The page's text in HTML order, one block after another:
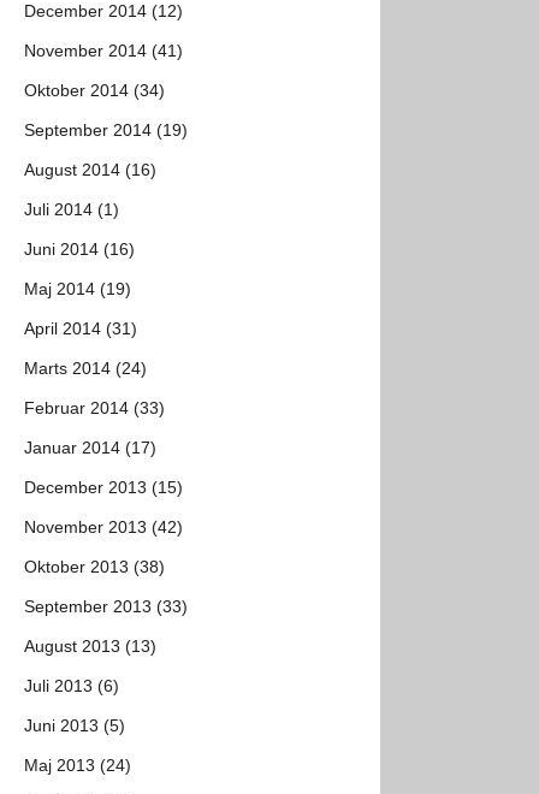
December 2014 (12)
November 2014 (41)
Oktober 2014 (34)
September 2014 (19)
August 2014 (16)
Juli 2014 (1)
Juni 2014 (16)
Maj 2014 (19)
April 2014 (31)
Marts 2014 (24)
Februar 2014 (33)
Januar 2014 (17)
December 2013 (15)
November 2013 (42)
Oktober 2013 (38)
September 2013 (33)
August 2013 (13)
Juli 2013 (6)
Juni 2013 (5)
Maj 2013 (24)